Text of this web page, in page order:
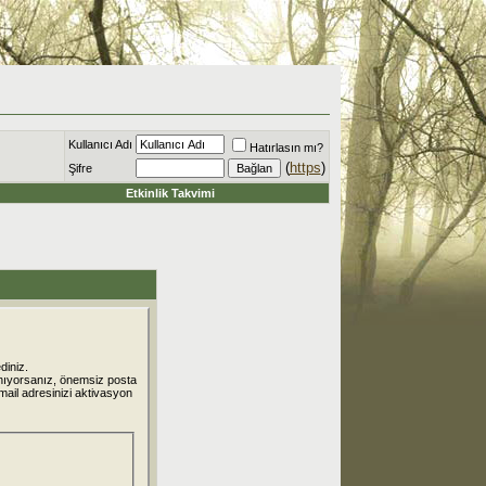
Kullanıcı Adı
Hatırlasın mı?
Şifre
(https)
Etkinlik Takvimi
önemsiz posta
adresinizi aktivasyon